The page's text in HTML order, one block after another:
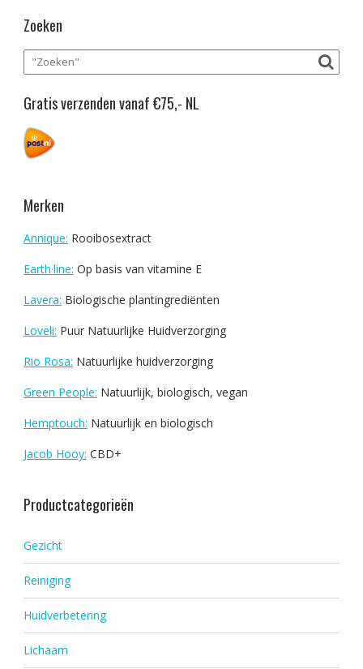
Zoeken
Gratis verzenden vanaf €75,- NL
Merken
Annique: Rooibosextract
Earth·line: Op basis van vitamine E
Lavera: Biologische plantingrediënten
Loveli: Puur Natuurlijke Huidverzorging
Rio Rosa: Natuurlijke huidverzorging
Green People: Natuurlijk, biologisch, vegan
Hemptouch: Natuurlijk en biologisch
Jacob Hooy: CBD+
Productcategorieën
Gezicht
Reiniging
Huidverbetering
Lichaam